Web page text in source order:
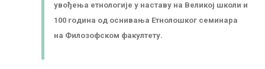
увођења етнологије у наставу на Великој школи и
100 година од оснивања Етнолошког семинара
на Филозофском факултету.